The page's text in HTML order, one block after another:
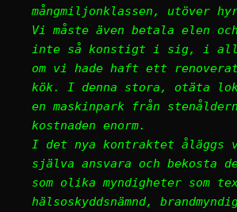
mångmiljonklassen, utöver
Vi måste även betala elen
inte så konstigt i sig, i
om vi hade haft ett
kök. I denna stora, otäta
en maskinpark från
kostnaden enorm.
I det nya kontraktet åläggs
själva ansvara och bekosta
som olika myndigheter som
hälsoskyddsnämnd,